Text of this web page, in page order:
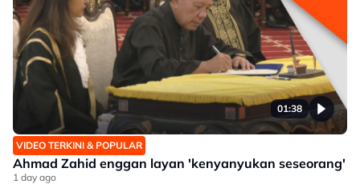
01:38
VIDEO TERKINI & POPULAR
Ahmad Zahid enggan layan 'kenyanyukan seseorang'
1 day ago